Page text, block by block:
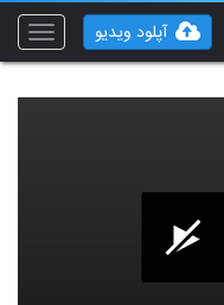
Toggle
آپلود ویدیو